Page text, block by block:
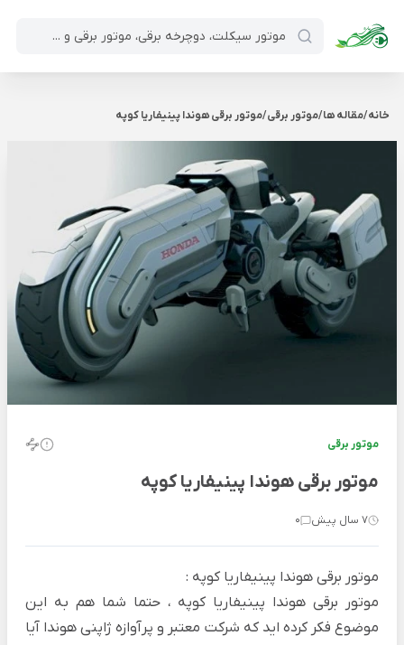
خانه/مقاله ها/موتور برقی/موتور برقی هوندا پینیفاریا کوپه
موتور برقی
موتور برقی هوندا پینیفاریا کوپه
7 سال پیش 0
موتور برقی هوندا پینیفاریا کوپه :
موتور برقی هوندا پینیفاریا کوپه ، حتما شما هم به این
موضوع فکر کرده اید که شرکت معتبر و پرآوازه ژاپنی هوندا آیا